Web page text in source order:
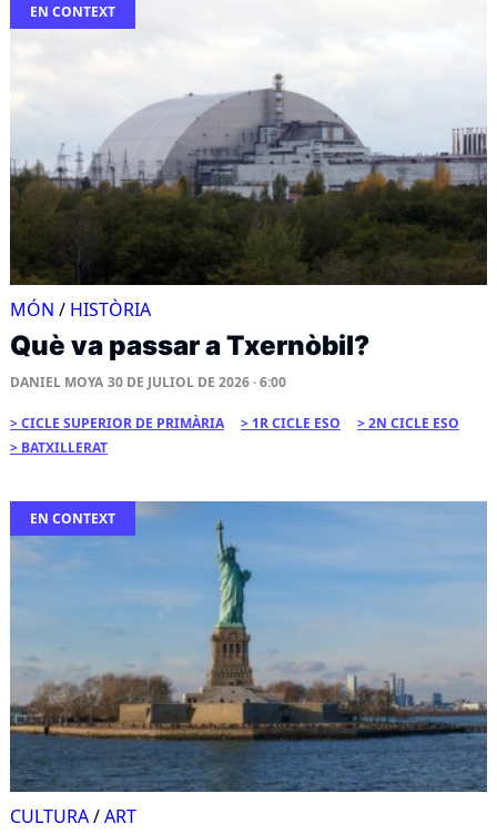
EN CONTEXT
MÓN / HISTÒRIA
Què va passar a Txernòbil?
DANIEL MOYA 30 DE JULIOL DE 2026 · 6:00
CICLE SUPERIOR DE PRIMÀRIA 1R CICLE ESO
2N CICLE ESO
BATXILLERAT
EN CONTEXT
CULTURA/ART